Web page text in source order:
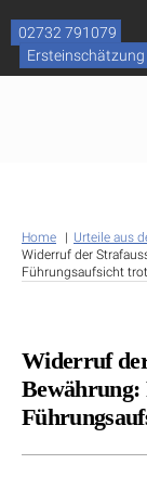
content
02732 791079
Ersteinschätzung
Home
Urteile aus
Widerruf der
Führungsaufsicht
Widerruf
Bewährung: